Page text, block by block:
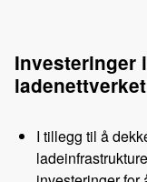
Investeringer
I tillegg til å